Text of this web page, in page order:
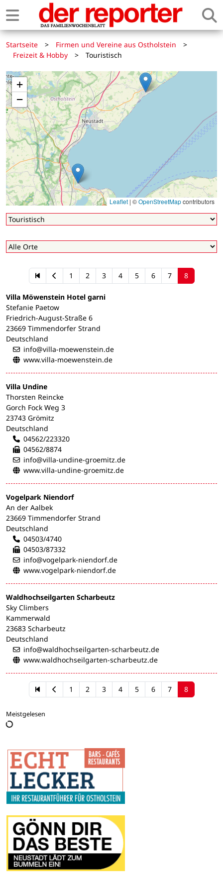
Startseite > Firmen und Vereine aus Ostholstein
>
Freizeit & Hobby
> Touristisch
+
−
Leaflet | ©OpenStreetMapcontributors
1 2 3 4 5 6 7 8
Villa Möwenstein Hotel garni
Stefanie Paetow
Friedrich-August-Straße 6
23669 Timmendorfer Strand
Deutschland
info@villa-moewenstein.de
www.villa-moewenstein.de
Villa Undine
Thorsten Reincke
Gorch Fock Weg 3
23743 Grömitz
Deutschland
04562/223320
04562/8874
info@villa-undine-groemitz.de
www.villa-undine-groemitz.de
Vogelpark Niendorf
An der Aalbek
23669 Timmendorfer Strand
Deutschland
04503/4740
04503/87332
info@vogelpark-niendorf.de
www.vogelpark-niendorf.de
Waldhochseilgarten Scharbeutz
Sky Climbers
Kammerwald
23683 Scharbeutz
Deutschland
info@waldhochseilgarten-scharbeutz.de
www.waldhochseilgarten-scharbeutz.de
1 2 3 4 5 6 7 8
Meistgelesen